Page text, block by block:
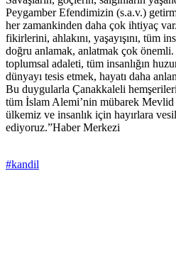
Peygamber Efendimizin (s.a.v.)
her zamankinden daha çok ihtiyaç
fikirlerini, ahlakını, yaşayışını, tüm
doğru anlamak, anlatmak çok
toplumsal adaleti, tüm insanlığın
dünyayı tesis etmek, hayatı daha
Bu duygularla Çanakkaleli
tüm İslam Alemi’nin mübarek
ülkemiz ve insanlık için hayırlara
ediyoruz.”Haber Merkezi
#kandil